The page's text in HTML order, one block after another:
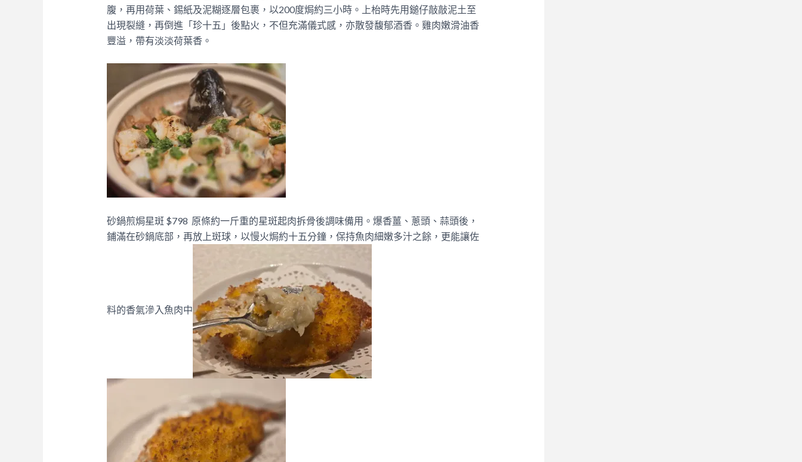
腹，再用荷葉、錫紙及泥糊逐層包裹，以200度焗約三小時。上枱時先用鎚仔敲敲泥土至
出現裂縫，再倒進「珍十五」後點火，不但充滿儀式感，亦散發馥郁酒香。雞肉嫩滑油香
豐溢，帶有淡淡荷葉香。
砂鍋煎焗星斑 $798 原條約一斤重的星斑起肉拆骨後調味備用。爆香薑、蔥頭、蒜頭後，
鋪滿在砂鍋底部，再放上斑球，以慢火焗約十五分鐘，保持魚肉細嫩多汁之餘，更能讓佐
料的香氣滲入魚肉中